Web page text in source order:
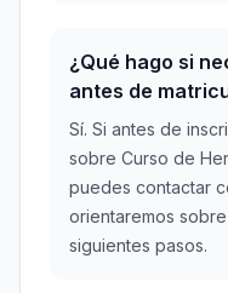
¿Qué hago si
antes de
Sí. Si antes de
sobre Curso de
puedes contactar
orientaremos
siguientes pasos.